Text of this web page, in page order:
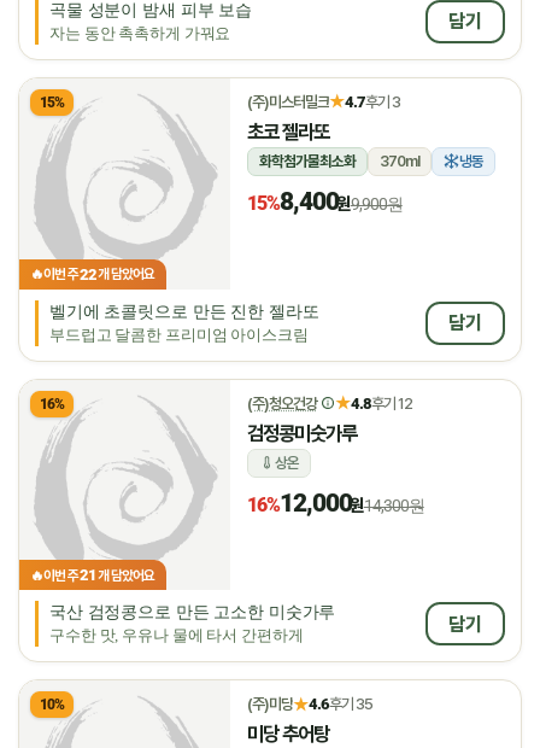
곡물 성분이 밤새 피부 보습
자는 동안 촉촉하게 가꿔요
담기
15%
🔥이번 주22개 담았어요
(주)미스터밀크★4.7후기 3
초코 젤라또
화학첨가물최소화 370ml 냉동
15%8,400원9,900원
벨기에 초콜릿으로 만든 진한 젤라또
부드럽고 달콤한 프리미엄 아이스크림
담기
16%
🔥이번 주21개 담았어요
(주)청오건강 ★4.8후기 12
검정콩미숫가루
상온
16%12,000원14,300원
국산 검정콩으로 만든 고소한 미숫가루
구수한 맛, 우유나 물에 타서 간편하게
담기
10% (주)미당★4.6후기 35
미당 추어탕